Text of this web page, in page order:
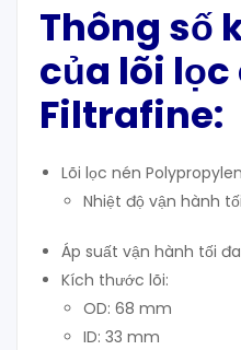
Thông số
của lõi
Filtrafine:
Lõi lọc nén
Nhiệt độ vận hành
Áp suất vận hành tối
Kích thước lõi:
OD: 68 mm
ID: 33 mm